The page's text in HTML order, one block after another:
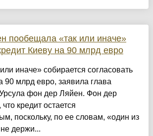
пообещала «так или иначе»
Киеву на 90 млрд евро
иначе» собирается согласовать
90 млрд евро, заявила глава
фон дер Ляйен. Фон дер
кредит остается
поскольку, по ее словам, «один из
держи...